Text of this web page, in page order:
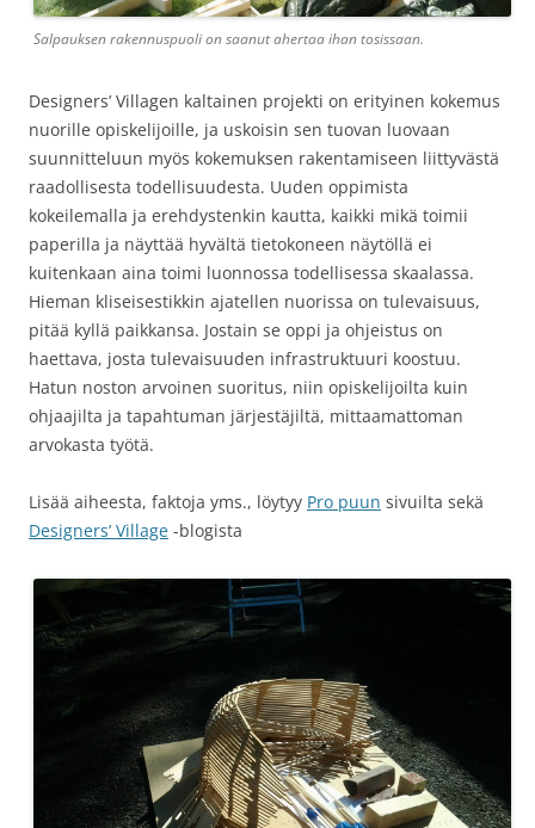
Salpauksen rakennuspuoli on saanut ahertaa ihan tosissaan.
Designers’ Villagen kaltainen projekti on erityinen kokemus
nuorille opiskelijoille, ja uskoisin sen tuovan luovaan
suunnitteluun myös kokemuksen rakentamiseen liittyvästä
raadollisesta todellisuudesta. Uuden oppimista
kokeilemalla ja erehdystenkin kautta, kaikki mikä toimii
paperilla ja näyttää hyvältä tietokoneen näytöllä ei
kuitenkaan aina toimi luonnossa todellisessa skaalassa.
Hieman kliseisestikkin ajatellen nuorissa on tulevaisuus,
pitää kyllä paikkansa. Jostain se oppi ja ohjeistus on
haettava, josta tulevaisuuden infrastruktuuri koostuu.
Hatun noston arvoinen suoritus, niin opiskelijoilta kuin
ohjaajilta ja tapahtuman järjestäjiltä, mittaamattoman
arvokasta työtä.
Lisää aiheesta, faktoja yms., löytyy Pro puun sivuilta sekä
Designers’ Village -blogista